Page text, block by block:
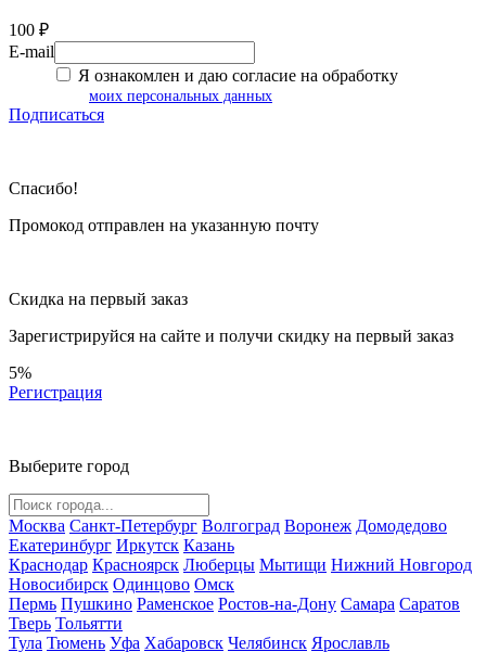
100 ₽
E-mail
Я ознакомлен и даю согласие на обработку
моих персональных данных
Подписаться
Спасибо!
Промокод отправлен на указанную почту
Скидка на первый заказ
Зарегистрируйся на сайте и получи скидку на первый заказ
5%
Регистрация
Выберите город
Москва Санкт-Петербург Волгоград Воронеж Домодедово
Екатеринбург Иркутск Казань
Краснодар Красноярск Люберцы Мытищи Нижний Новгород
Новосибирск Одинцово Омск
Пермь Пушкино Раменское Ростов-на-Дону Самара Саратов
Тверь Тольятти
Тула Тюмень Уфа Хабаровск Челябинск Ярославль